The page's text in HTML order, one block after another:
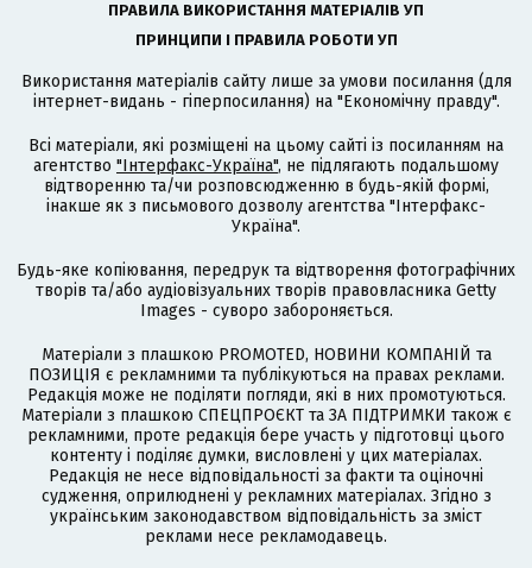
ПРАВИЛА ВИКОРИСТАННЯ МАТЕРІАЛІВ УП
ПРИНЦИПИ І ПРАВИЛА РОБОТИ УП
Використання матеріалів сайту лише за умови посилання (для
інтернет-видань - гіперпосилання) на "Економічну правду".
Всі матеріали, які розміщені на цьому сайті із посиланням на
агентство "Інтерфакс-Україна", не підлягають подальшому
відтворенню та/чи розповсюдженню в будь-якій формі,
інакше як з письмового дозволу агентства "Інтерфакс-
Україна".
Будь-яке копіювання, передрук та відтворення фотографічних
творів та/або аудіовізуальних творів правовласника Getty
Images - суворо забороняється.
Матеріали з плашкою PROMOTED, НОВИНИ КОМПАНІЙ та
ПОЗИЦІЯ є рекламними та публікуються на правах реклами.
Редакція може не поділяти погляди, які в них промотуються.
Матеріали з плашкою СПЕЦПРОЄКТ та ЗА ПІДТРИМКИ також є
рекламними, проте редакція бере участь у підготовці цього
контенту і поділяє думки, висловлені у цих матеріалах.
Редакція не несе відповідальності за факти та оціночні
судження, оприлюднені у рекламних матеріалах. Згідно з
українським законодавством відповідальність за зміст
реклами несе рекламодавець.